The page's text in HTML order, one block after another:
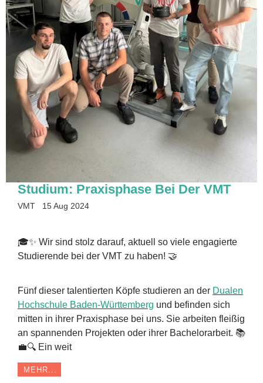
Studium: Praxisphase Bei Der VMT
VMT 15 Aug 2024
🎓✨ Wir sind stolz darauf, aktuell so viele engagierte
Studierende bei der VMT zu haben! 🤝
Fünf dieser talentierten Köpfe studieren an der Dualen
Hochschule Baden-Württemberg und befinden sich
mitten in ihrer Praxisphase bei uns. Sie arbeiten fleißig
an spannenden Projekten oder ihrer Bachelorarbeit. 📚
💼🔍 Ein weit
MEHR...